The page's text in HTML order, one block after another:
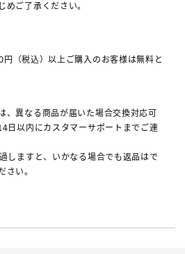
めご了承ください。
（税込）以上ご購入のお客様は無料と
、異なる商品が届いた場合交換対応可
日以内にカスタマーサポートまでご連
しますと、いかなる場合でも返品はで
さい。